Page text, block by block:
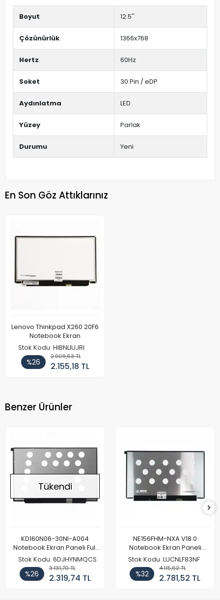
Boyut 12.5''
Çözünürlük 1366x768
Hertz 60Hz
Soket 30 Pin / eDP
Aydınlatma LED
Yüzey Parlak
Durumu Yeni
En Son Göz Attıklarınız
Lenovo Thinkpad X260 20F6
Notebook Ekran
Stok Kodu: HIBNLIUJRI
%26
2.909,63 TL
2.155,18 TL
Benzer Ürünler
Tükendi
KD160N06-30NI-A004
Notebook Ekran Paneli Full
HD
Stok Kodu: 6DJHYNMQCS
%26
3.131,70 TL
2.319,74 TL
NE156FHM-NXA V18.0
Notebook Ekran Paneli
144Hz
Stok Kodu: LUCNLF83NF
%32
4.115,62 TL
2.781,52 TL